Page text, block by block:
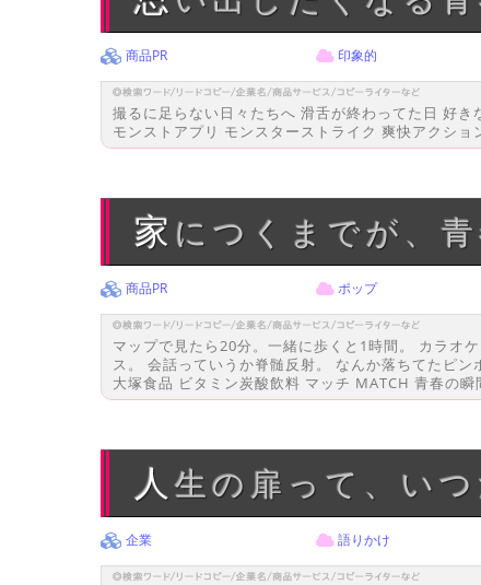
商品PR 印象的
撮るに足らない日々たちへ 滑舌が終わってた日 好
モンストアプリ モンスターストライク 爽快アクシ
家につくまでが、青
商品PR ポップ
マップで見たら20分。一緒に歩くと1時間。 カラオ
ス。 会話っていうか脊髄反射。 なんか落ちてたピン
大塚食品 ビタミン炭酸飲料 マッチ MATCH 青春の
人生の扉って、い
企業 語りかけ